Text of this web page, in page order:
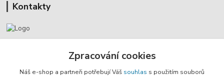
Kontakty
+420 602 455 633
Zpracování cookies
Náš e-shop a partneři potřebují Váš souhlas s použitím souborů